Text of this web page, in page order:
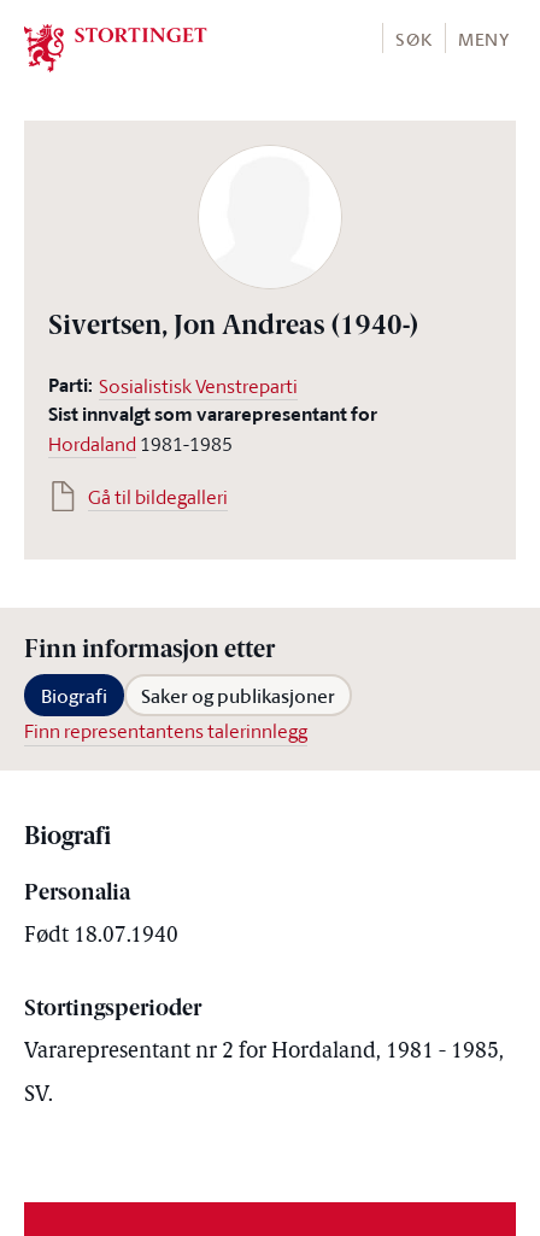
Stortinget.no
SØK MENY
Sivertsen, Jon Andreas (1940-)
Parti: Sosialistisk Venstreparti
Sist innvalgt som vararepresentant for
Hordaland 1981-1985
Gå til bildegalleri
Finn informasjon etter
Biografi Saker og publikasjoner
Finn representantens talerinnlegg
Biografi
Personalia
Født 18.07.1940
Stortingsperioder
Vararepresentant nr 2 for Hordaland, 1981 - 1985,
SV.